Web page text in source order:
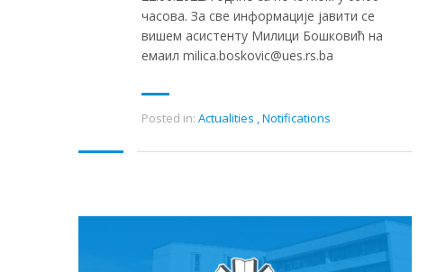
часова. За све информације јавити се
вишем асистенту Милици Бошковић на
емаил milica.boskovic@ues.rs.ba
Posted in: Actualities Notifications